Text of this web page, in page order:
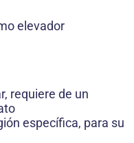
elevador
requiere de un
específica, para su